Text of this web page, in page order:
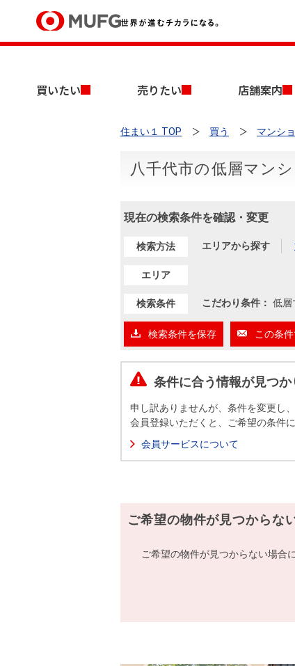
買いたい 売りたい 店舗案内
買いたいTOP
中古マンションを探す
投資用物件を探す
購入向けサービス
住まいと暮らしの税金の本（電子ブック）
売りたいTOP
無料査定
売却時手取り金額試算
売却向けサービス
住まいと暮らしの税金の本（電子ブック）
店舗案内TOP
会社情報TOP
採用情報TOP
売りたい
住まい１ TOP 買う マンシ
八千代市の低層マン
現在の検索条件を確認・変更
検索方法 エリアから探す
エリア
検索条件 こだわり条件： 低層
検索条件を保存 この条
条件に合う情報が見つか
申し訳ありませんが、条件を変更し
会員登録いただくと、ご希望の条件
会員サービスについて
ご希望の物件が見つからな
ご希望の物件が見つからない場合